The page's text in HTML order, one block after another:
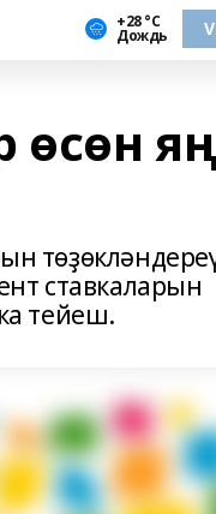
+28 °С
Дождь
өсөн
ставкаларын
тейеш.